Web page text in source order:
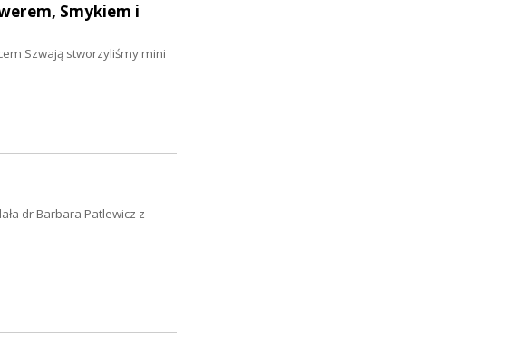
Smykiem i
Szwają stworzyliśmy mini
dr Barbara Patlewicz z